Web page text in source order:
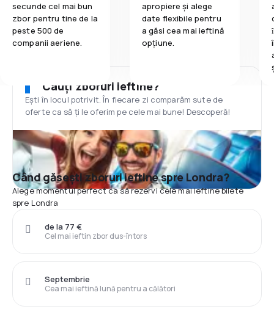
secunde cel mai bun
zbor pentru tine de la
peste 500 de
companii aeriene.
apropiere și alege
date flexibile pentru
a găsi cea mai ieftină
opțiune.
Cauți zboruri ieftine?
Ești în locul potrivit. În fiecare zi comparăm sute de
oferte ca să ți le oferim pe cele mai bune! Descoperă!
Când găsești zboruri ieftine spre Londra?
Alege momentul perfect ca să rezervi cele mai ieftine bilete
spre Londra
Cel mai ieftin zbor dus-întors
de la 77 €
Cea mai ieftină lună pentru a călători
Septembrie